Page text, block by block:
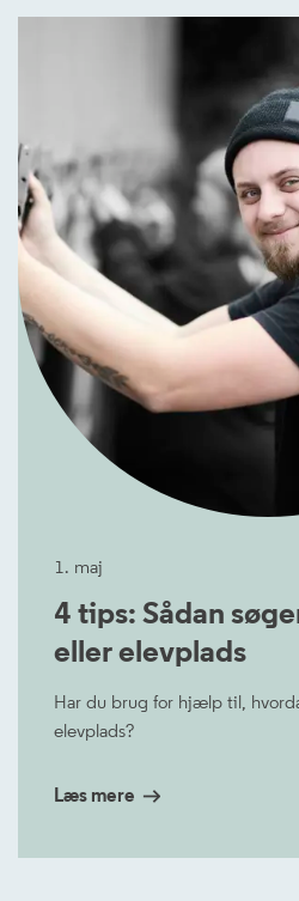
1. maj
4 tips: Sådan
eller elevplads
Har du brug for hjælp til,
elevplads?
Læs mere